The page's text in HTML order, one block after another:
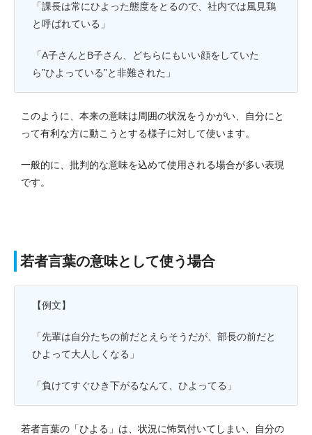
「課長は常にひよった態度をとるので、社内では風見鶏
と呼ばれている」
「A子さんとB子さん、どちらにもいい顔をしていた
ら”ひよっている”と非難された」
このように、本来の意味は周囲の状況をうかがい、自分にと
って有利な方に動こうとする様子に対して使います。
一般的に、批判的な意味を込めて使用される場合が多い表現
です。
若者言葉の意味として使う場合
【例文】
「先輩は自分たちの前だとえらそうだが、部長の前だと
ひよって大人しくなる」
「負けてすぐひき下がるなんて、ひよってる」
若者言葉の「ひよる」は、状況に怖気付いてしまい、自分の